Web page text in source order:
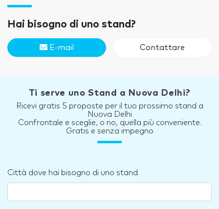
Hai bisogno di uno stand?
E-mail Contattare
Ti serve uno Stand a Nuova Delhi?
Ricevi gratis 5 proposte per il tuo prossimo stand a
Nuova Delhi
Confrontale e sceglie, o no, quella più conveniente.
Gratis e senza impegno
Città dove hai bisogno di uno stand